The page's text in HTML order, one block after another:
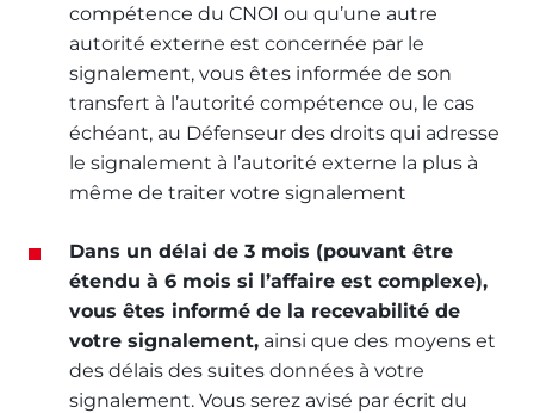
compétence du CNOI ou qu’une autre
autorité externe est concernée par le
signalement, vous êtes informée de son
transfert à l’autorité compétence ou, le cas
échéant, au Défenseur des droits qui adresse
le signalement à l’autorité externe la plus à
même de traiter votre signalement
Dans un délai de 3 mois (pouvant être
étendu à 6 mois si l’affaire est complexe),
vous êtes informé de la recevabilité de
votre signalement, ainsi que des moyens et
des délais des suites données à votre
signalement. Vous serez avisé par écrit du